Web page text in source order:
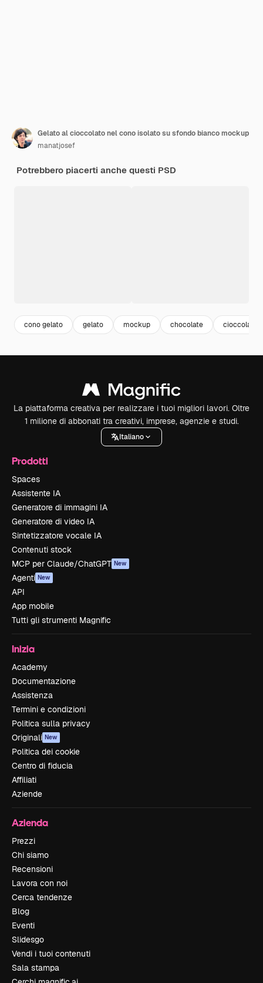
Gelato al cioccolato nel cono isolato su sfondo bianco mockup
manatjosef
Potrebbero piacerti anche questi PSD
cono gelato gelato mockup chocolate cioccolato
La piattaforma creativa per realizzare i tuoi migliori lavori. Oltre
1 milione di abbonati tra creativi, imprese, agenzie e studi.
Italiano
Prodotti
Spaces
Assistente IA
Generatore di immagini IA
Generatore di video IA
Sintetizzatore vocale IA
Contenuti stock
MCP per Claude/ChatGPT New
Agenti New
API
App mobile
Tutti gli strumenti Magnific
Inizia
Academy
Documentazione
Assistenza
Termini e condizioni
Politica sulla privacy
Originali New
Politica dei cookie
Centro di fiducia
Affiliati
Aziende
Azienda
Prezzi
Chi siamo
Recensioni
Lavora con noi
Cerca tendenze
Blog
Eventi
Slidesgo
Vendi i tuoi contenuti
Sala stampa